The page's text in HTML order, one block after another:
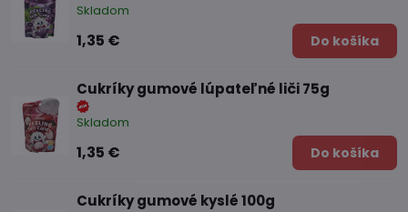
Skladom
1,35 € Do košíka
Cukríky gumové lúpateľné liči 75g
Skladom
1,35 € Do košíka
Cukríky gumové kyslé 100g